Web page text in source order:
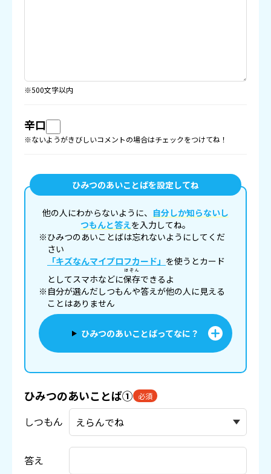
※500文字以内
辛口
※ないようがきびしいコメントの場合はチェックをつけてね！
ひみつのあいことばを設定してね
他の人にわからないように、 自分しか知らないし
つもんと答えを入力してね。
※ひみつのあいことばは忘れないようにしてくだ
さい
「キズなんマイプロフカード」 を使うとカード
としてスマホなどに保存
ほぞん
できるよ
※自分が選んだしつもんや答えが他の人に見える
ことはありません
ひみつのあいことばってなに？
ひみつのあいことば① 必須
しつもん
答え